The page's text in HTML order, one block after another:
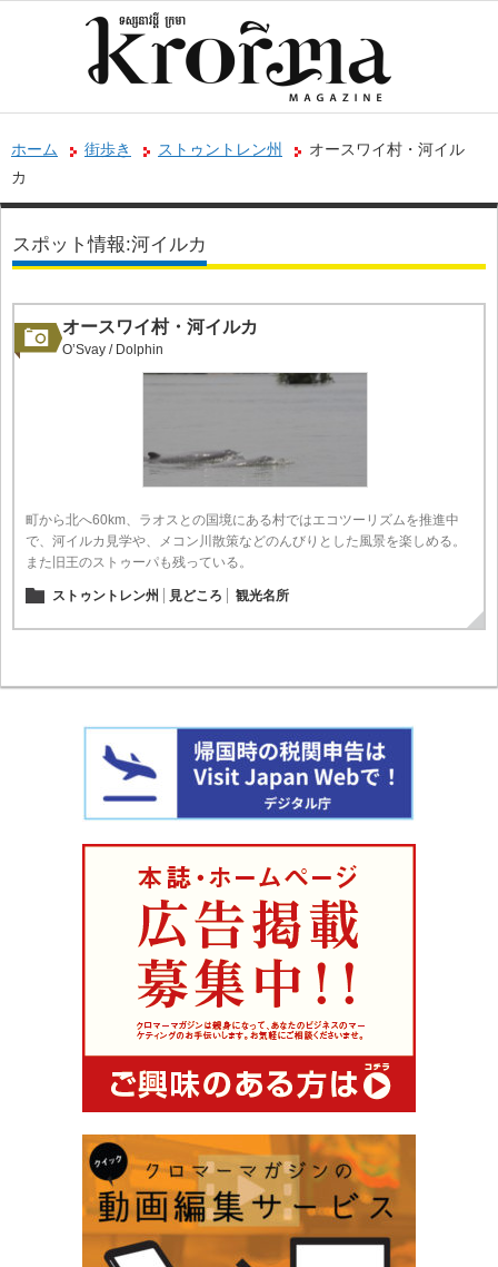
ホーム 街歩き ストゥントレン州
オースワイ村・河イル
カ
スポット情報:河イルカ
オースワイ村・河イルカ
O’Svay / Dolphin
町から北へ60km、ラオスとの国境にある村ではエコツーリズムを推進中
で、河イルカ見学や、メコン川散策などのんびりとした風景を楽しめる。
また旧王のストゥーパも残っている。
ストゥントレン州 見どころ 観光名所